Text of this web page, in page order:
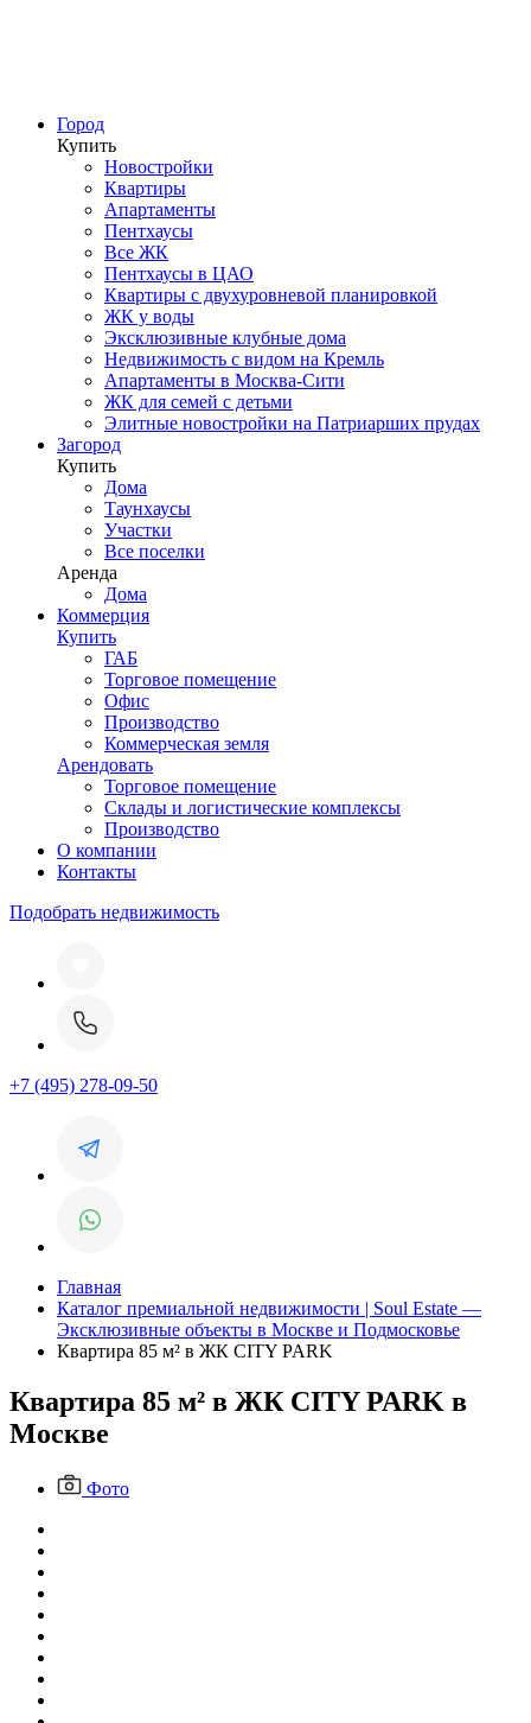
Город
Купить
Новостройки
Квартиры
Апартаменты
Пентхаусы
Все ЖК
Пентхаусы в ЦАО
Квартиры с двухуровневой планировкой
ЖК у воды
Эксклюзивные клубные дома
Недвижимость с видом на Кремль
Апартаменты в Москва-Сити
ЖК для семей с детьми
Элитные новостройки на Патриарших прудах
Загород
Купить
Дома
Таунхаусы
Участки
Все поселки
Аренда
Дома
Коммерция
Купить
ГАБ
Торговое помещение
Офис
Производство
Коммерческая земля
Арендовать
Торговое помещение
Склады и логистические комплексы
Производство
О компании
Контакты
Подобрать недвижимость
+7 (495) 278-09-50
Главная
Каталог премиальной недвижимости | Soul Estate —
Эксклюзивные объекты в Москве и Подмосковье
Квартира 85 м² в ЖК CITY PARK
Квартира 85 м² в ЖК CITY PARK в
Москве
Фото